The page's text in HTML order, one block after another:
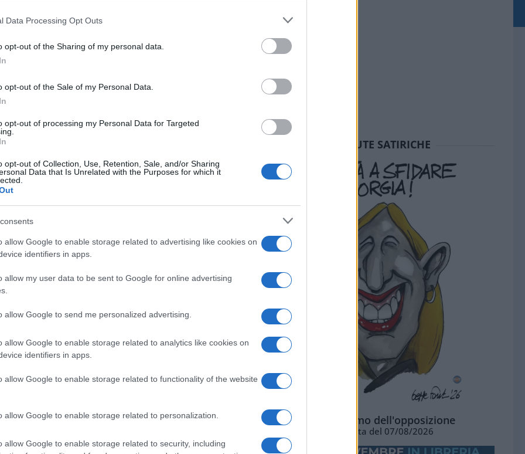
Data Processing Opt Outs
opt-out of the Sharing of my personal data.
opt-out of the Sale of my Personal Data.
opt-out of processing my Personal Data for Targeted
opt-out of Collection, Use, Retention, Sale, and/or Sharing
Data that Is Unrelated with the Purposes for which it
allow Google to enable storage related to advertising like cookies on
identifiers in apps.
allow my user data to be sent to Google for online advertising
allow Google to send me personalized advertising.
allow Google to enable storage related to analytics like cookies on
identifiers in apps.
allow Google to enable storage related to functionality of the website
allow Google to enable storage related to personalization.
allow Google to enable storage related to security, including
0:00
non avranno bisogno di lavorare
e i robot. E da qui per evitare crisi
high income” – un reddito elevato
umani, ma di IA e robot.
di cittadinanza di Grillomi pare un
Musk sul fronte liberista e libertario.
di Musk, ma ad oggi egli prima è stato
per la manovra a debito fatta approvare
affatto liberista, come la politica sui
di Muskcome politico mi pare
bavaglio il sistema che sta
in Usa, e per ora lo sta facendo sul
andrà avanti davvero. Stiamo all’oggi.
SEDUTE SATIRICHE
L'ottimismo dell'opposizione
Vignetta del 07/08/2026